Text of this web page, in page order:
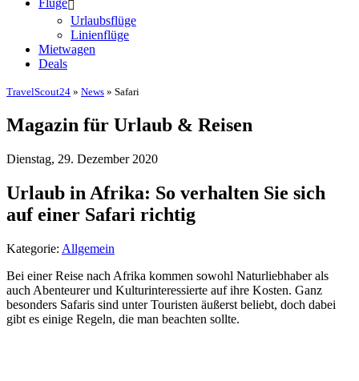
Flüge
Urlaubsflüge
Linienflüge
Mietwagen
Deals
TravelScout24 » News » Safari
Magazin für Urlaub & Reisen
Dienstag, 29. Dezember 2020
Urlaub in Afrika: So verhalten Sie sich
auf einer Safari richtig
Kategorie: Allgemein
Bei einer Reise nach Afrika kommen sowohl Naturliebhaber als
auch Abenteurer und Kulturinteressierte auf ihre Kosten. Ganz
besonders Safaris sind unter Touristen äußerst beliebt, doch dabei
gibt es einige Regeln, die man beachten sollte.